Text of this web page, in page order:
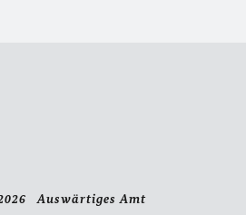
Auswärtiges Amt